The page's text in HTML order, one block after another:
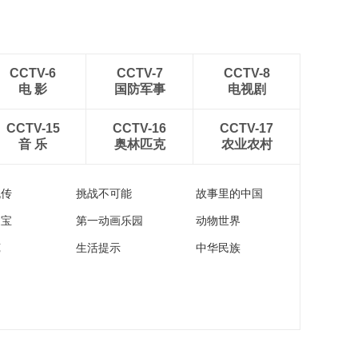
CCTV-6
电 影
CCTV-7
国防军事
CCTV-8
电视剧
CCTV-15
音 乐
CCTV-16
奥林匹克
CCTV-17
农业农村
挑战不可能 故事里的中国
第一动画乐园 动物世界
生活提示 中华民族